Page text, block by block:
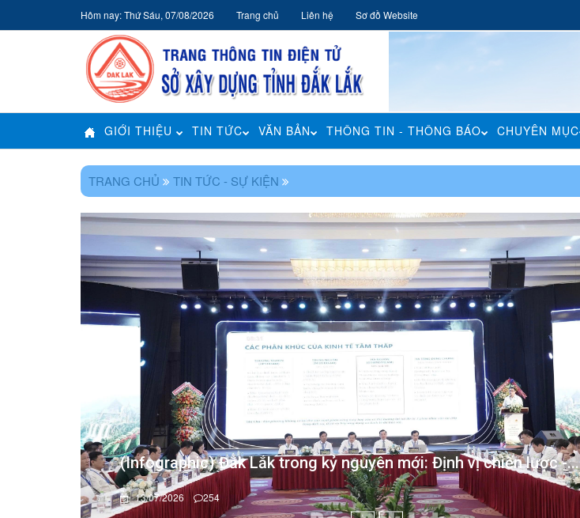
Hôm nay: Thứ Sáu, 07/08/2026 Trang chủ Liên hệ Sơ đồ Website
GIỚI THIỆU TIN TỨC VĂN BẢN THÔNG TIN - THÔNG BÁO CHUYÊN MỤC
TRANG CHỦ TIN TỨC - SỰ KIỆN
(Infographic) Đắk Lắk trong kỷ nguyên mới: Định vị chiến lược -...
13/07/2026 254